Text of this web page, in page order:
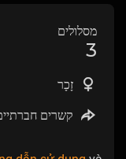
מסלולים
3
זָכָר
קשרים